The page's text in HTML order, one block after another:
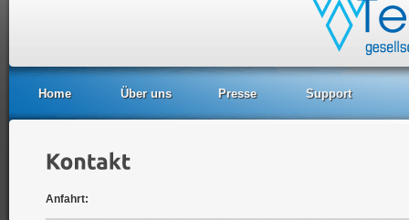
Home Über uns Presse Support
Anfahrt: